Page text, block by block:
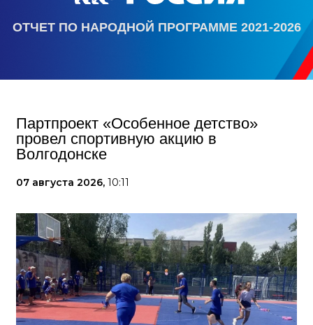
ОТЧЕТ ПО НАРОДНОЙ ПРОГРАММЕ 2021-2026
Партпроект «Особенное детство»
провел спортивную акцию в
Волгодонске
07 августа 2026, 10:11